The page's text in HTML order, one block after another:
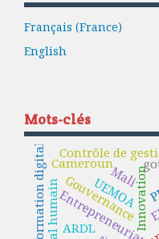
Français (France)
English
Mots-clés
MaliInnovation
Gouvernance
Contrôle de
Entrepreneuriat
ARDL
UEMOA
Cameroun
Transformation digitale